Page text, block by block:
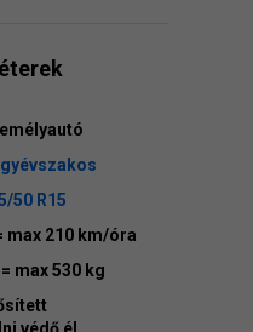
50 R15
max 210 km/óra
= max 530 kg